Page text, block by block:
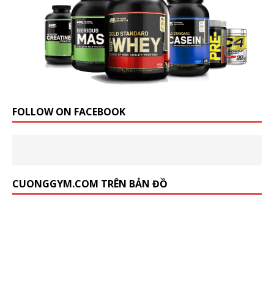
FOLLOW ON FACEBOOK
CUONGGYM.COM TRÊN BẢN ĐỒ